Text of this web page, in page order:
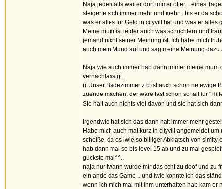
Naja jedenfalls war er dort immer öfter .. eines
steigerte sich immer mehr und mehr... bis er da
was er alles für Geld in cityvill hat und was er alles
Meine mum ist leider auch was schüchtern und
jemand nicht seiner Meinung ist. Ich habe mich
auch mein Mund auf und sag meine Meinung dazu
Naja wie auch immer hab dann immer meine
vernachlässigt..
(( Unser Badezimmer z.b ist auch schon ne ewige
zuende machen. der wäre fast schon so fall für
SIe hält auch nichts viel davon und sie hat sich
irgendwie hat sich das dann halt immer mehr
Habe mich auch mal kurz in cityvill angemeldet
scheiße, da es iwie so billiger Abklatsch von simity
hab dann mal so bis level 15 ab und zu mal
guckste mal^^..
naja nur iwann wurde mir das echt zu doof und zu
ein ande das Game .. und iwie konnte ich das
wenn ich mich mal mit ihm unterhalten hab kam er